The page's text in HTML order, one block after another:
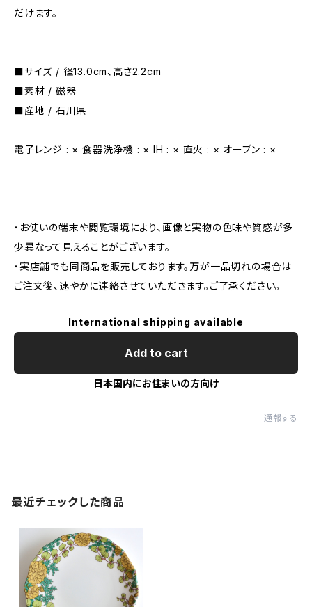
だけます。
■サイズ / 径13.0cm、高さ2.2cm
■素材 / 磁器
■産地 / 石川県
電子レンジ : × 食器洗浄機 : × IH : × 直火 : × オーブン : ×
・お使いの端末や閲覧環境により、画像と実物の色味や質感が多
少異なって見えることがございます。
・実店舗でも同商品を販売しております。万が一品切れの場合は
ご注文後、速やかに連絡させていただきます。ご了承ください。
International shipping available
Add to cart
日本国内にお住まいの方向け
通報する
最近チェックした商品